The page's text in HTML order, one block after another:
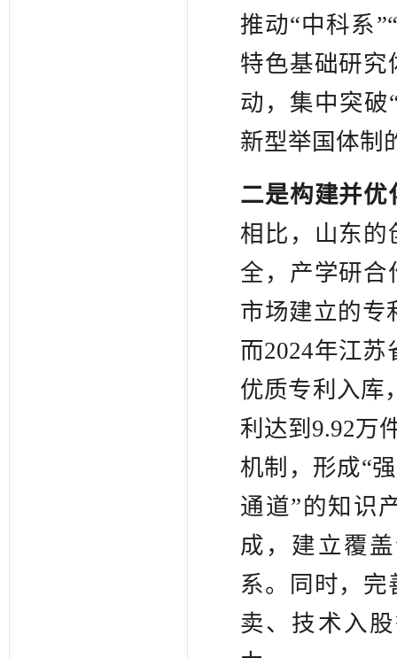
推动“中科系
特色基础研究
动，集中突破
新型举国体制
二是构建并优
相比，山东的
全，产学研合
市场建立的专
而2024年江
优质专利入库
利达到9.92万
机制，形成“
通道”的知识
成，建立覆
系。同时，
卖、技术入